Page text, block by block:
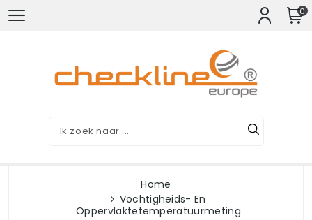
0
Home
Vochtigheids- En
Oppervlaktetemperatuurmeting